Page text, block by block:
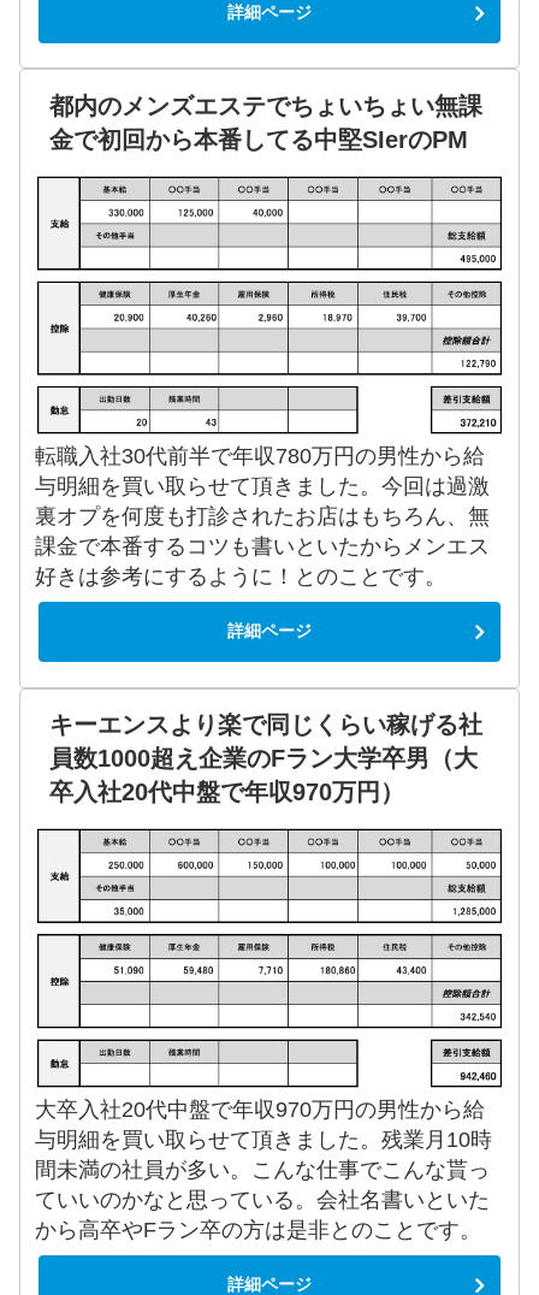
詳細ページ
都内のメンズエステでちょいちょい無課
金で初回から本番してる中堅SIerのPM
転職入社30代前半で年収780万円の男性から給
与明細を買い取らせて頂きました。今回は過激
裏オプを何度も打診されたお店はもちろん、無
課金で本番するコツも書いといたからメンエス
好きは参考にするように！とのことです。
詳細ページ
キーエンスより楽で同じくらい稼げる社
員数1000超え企業のFラン大学卒男（大
卒入社20代中盤で年収970万円）
大卒入社20代中盤で年収970万円の男性から給
与明細を買い取らせて頂きました。残業月10時
間未満の社員が多い。こんな仕事でこんな貰っ
ていいのかなと思っている。会社名書いといた
から高卒やFラン卒の方は是非とのことです。
詳細ページ